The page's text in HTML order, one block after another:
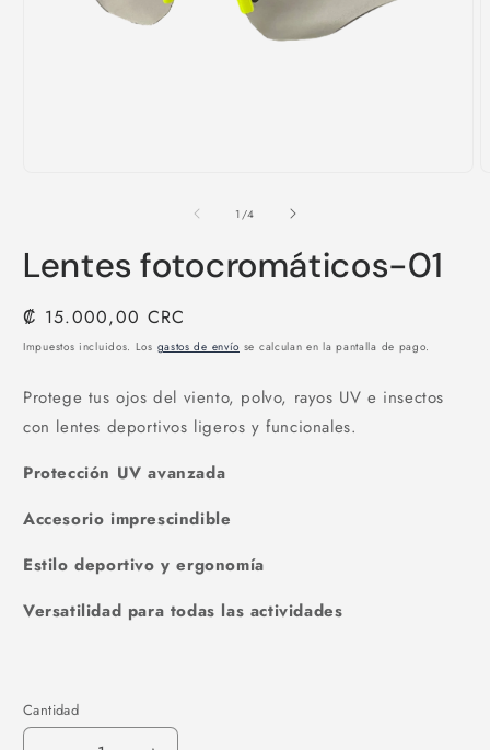
una
ventana
1 /de
4
Lentes fotocromáticos-01
Precio
habitual
₡ 15.000,00 CRC
Impuestos incluidos. Los gastos de envío se calculan en la pantalla de pago.
Protege tus ojos del viento, polvo, rayos UV e insectos
con lentes deportivos ligeros y funcionales.
Protección UV avanzada
Accesorio imprescindible
Estilo deportivo y ergonomía
Versatilidad para todas las actividades
Cantidad
Cantidad